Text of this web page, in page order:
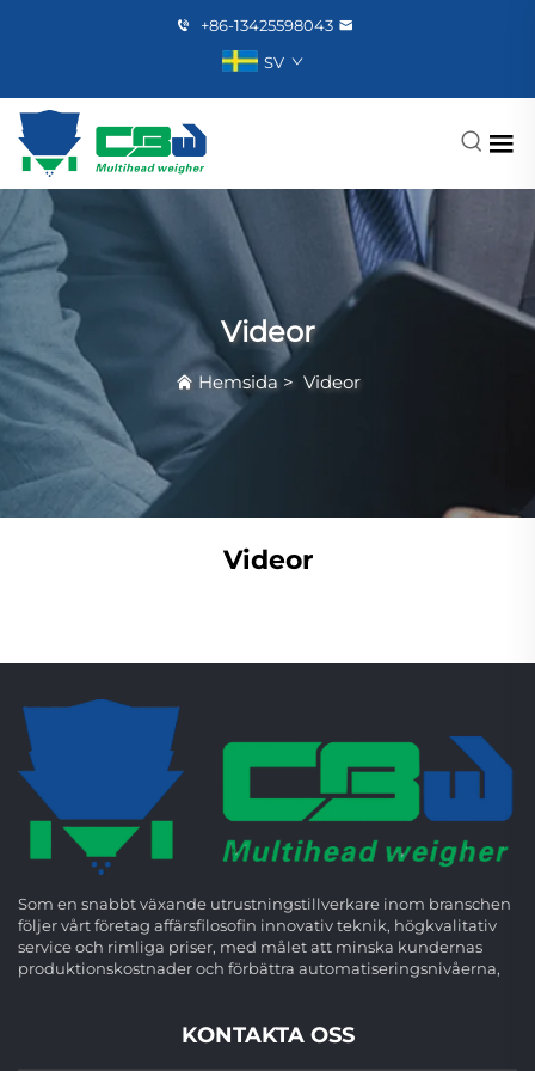
+86-13425598043
SV
Videor
Hemsida > Videor
Videor
Som en snabbt växande utrustningstillverkare inom branschen
följer vårt företag affärsfilosofin innovativ teknik, högkvalitativ
service och rimliga priser, med målet att minska kundernas
produktionskostnader och förbättra automatiseringsnivåerna,
KONTAKTA OSS